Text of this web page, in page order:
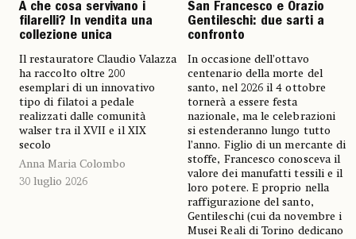
A che cosa servivano i
filarelli? In vendita una
collezione unica
Il restauratore Claudio Valazza
ha raccolto oltre 200
esemplari di un innovativo
tipo di filatoi a pedale
realizzati dalle comunità
walser tra il XVII e il XIX
secolo
Anna Maria Colombo
30 luglio 2026
San Francesco e Orazio
Gentileschi: due sarti a
confronto
In occasione dell’ottavo
centenario della morte del
santo, nel 2026 il 4 ottobre
tornerà a essere festa
nazionale, ma le celebrazioni
si estenderanno lungo tutto
l’anno. Figlio di un mercante di
stoffe, Francesco conosceva il
valore dei manufatti tessili e il
loro potere. E proprio nella
raffigurazione del santo,
Gentileschi (cui da novembre i
Musei Reali di Torino dedicano